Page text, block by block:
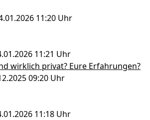
11:20 Uhr
11:21 Uhr
wirklich privat? Eure Erfahrungen?
09:20 Uhr
11:18 Uhr